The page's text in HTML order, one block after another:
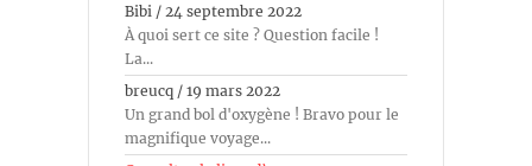
Bibi / 24 septembre 2022
À quoi sert ce site ? Question facile !
La...
breucq / 19 mars 2022
Un grand bol d'oxygène ! Bravo pour le
magnifique voyage...